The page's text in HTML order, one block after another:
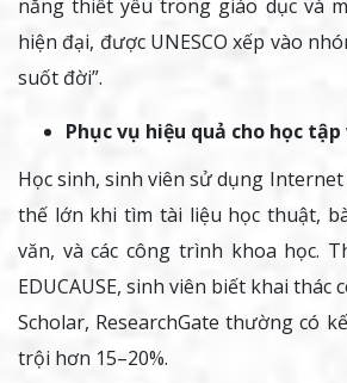
năng thiết yếu trong giáo dục và
hiện đại, được UNESCO xếp vào
suốt đời”.
Phục vụ hiệu quả cho học
Học sinh, sinh viên sử dụng Internet
thế lớn khi tìm tài liệu học thuật,
văn, và các công trình khoa học.
EDUCAUSE, sinh viên biết khai thác
Scholar, ResearchGate thường có
trội hơn 15–20%.